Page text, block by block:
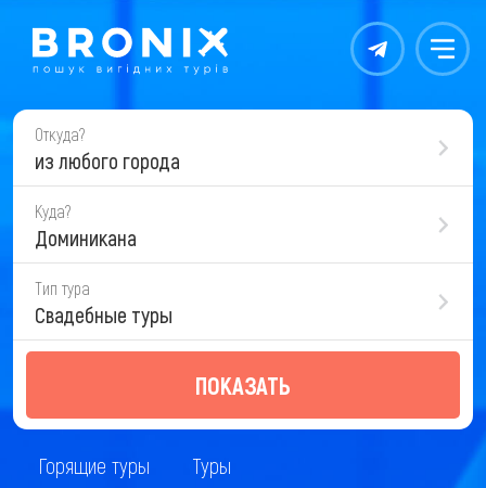
Контакты Меню
Откуда?
из любого города
Куда?
Доминикана
Тип тура
Свадебные туры
ПОКАЗАТЬ
Горящие туры Туры